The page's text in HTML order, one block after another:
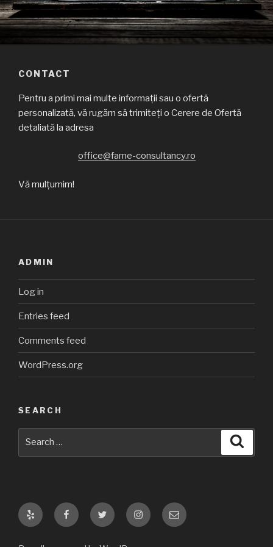
CONTACT
Pentru a primi mai multe informații sau o ofertă
personalizată, vă rugăm să trimiteți o Cerere de Ofertă
detaliată la adresa
office@fame-consultancy.ro
Vă mulțumim!
ADMIN
Log in
Entries feed
Comments feed
WordPress.org
SEARCH
Yelp FacebookTwitter InstagramEmail